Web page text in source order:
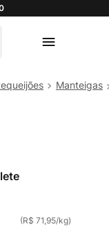
Manteigas
(R$ 71,95/kg)